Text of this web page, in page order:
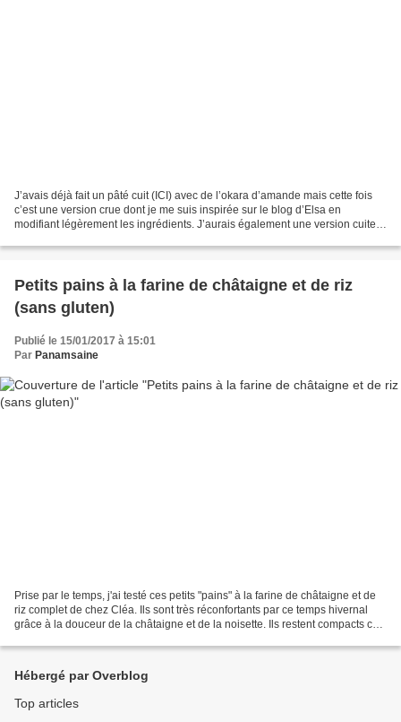
J’avais déjà fait un pâté cuit (ICI) avec de l’okara d’amande mais cette fois
c’est une version crue dont je me suis inspirée sur le blog d’Elsa en
modifiant légèrement les ingrédients. J’aurais également une version cuite
Petits pains à la farine de châtaigne et de riz
(sans gluten)
Publié le 15/01/2017 à 15:01
Par Panamsaine
Prise par le temps, j'ai testé ces petits "pains" à la farine de châtaigne et de
riz complet de chez Cléa. Ils sont très réconfortants par ce temps hivernal
grâce à la douceur de la châtaigne et de la noisette. Ils restent compacts car
Hébergé par Overblog
Top articles